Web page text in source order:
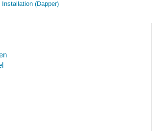
Installation (Dapper)